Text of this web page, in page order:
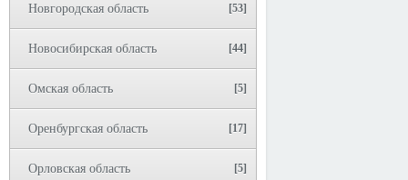
Новгородская область [53]
Новосибирская область [44]
Омская область [5]
Оренбургская область [17]
Орловская область [5]